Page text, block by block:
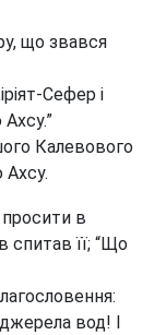
що звався
Сефер і
Калевового
Ахсу.
просити в
спитав її; “Що
вод! І